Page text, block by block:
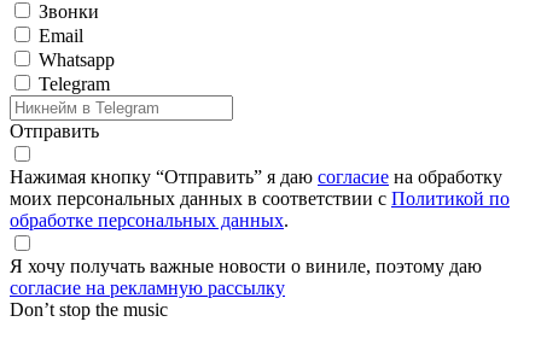
Звонки
Email
Whatsapp
Telegram
Отправить
Нажимая кнопку “Отправить” я даю согласие на обработку
моих персональных данных в соответствии с Политикой по
обработке персональных данных.
Я хочу получать важные новости о виниле, поэтому даю
согласие на рекламную рассылку
Don’t stop the music